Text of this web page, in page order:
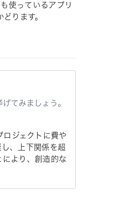
使っているアプリ
ります。
てみましょう。
ジェクトに費や
、上下関係を超
により、創造的な